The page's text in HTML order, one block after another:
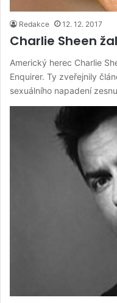
Redakce 12. 12. 2017
Charlie Sheen
Americký herec Charlie
Enquirer. Ty zveřejnily
sexuálního napadení